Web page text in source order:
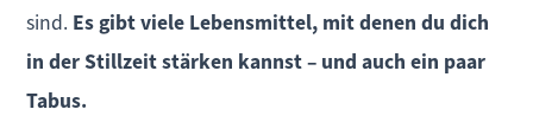
sind. Es gibt viele Lebensmittel, mit denen du dich
in der Stillzeit stärken kannst – und auch ein paar
Tabus.